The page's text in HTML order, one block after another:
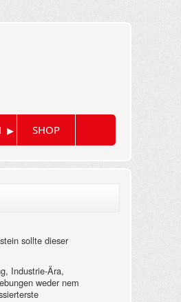
▸ SHOP
sollte dieser
Industrie-Ära,
weder nem